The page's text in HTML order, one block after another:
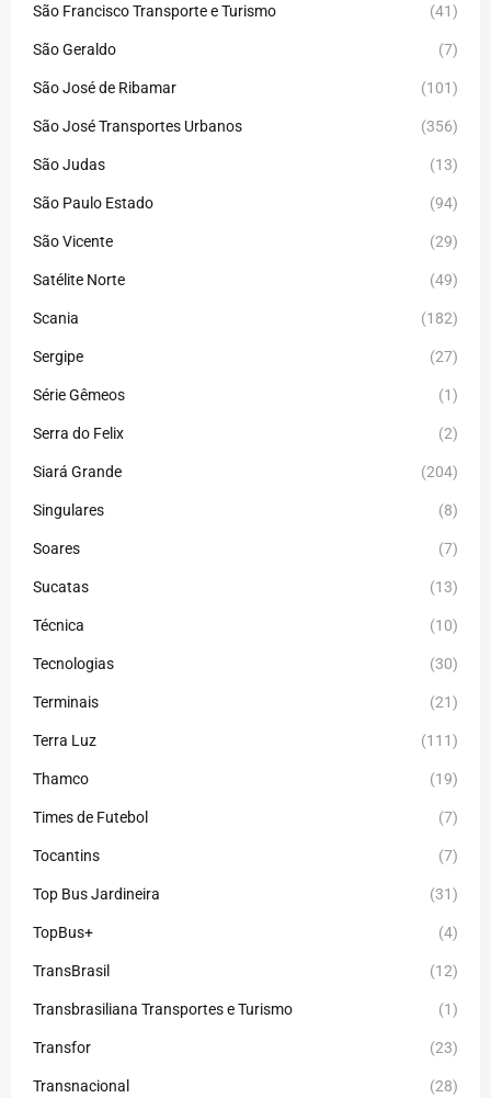
São Francisco Transporte e Turismo (41)
São Geraldo (7)
São José de Ribamar (101)
São José Transportes Urbanos (356)
São Judas (13)
São Paulo Estado (94)
São Vicente (29)
Satélite Norte (49)
Scania (182)
Sergipe (27)
Série Gêmeos (1)
Serra do Felix (2)
Siará Grande (204)
Singulares (8)
Soares (7)
Sucatas (13)
Técnica (10)
Tecnologias (30)
Terminais (21)
Terra Luz (111)
Thamco (19)
Times de Futebol (7)
Tocantins (7)
Top Bus Jardineira (31)
TopBus+ (4)
TransBrasil (12)
Transbrasiliana Transportes e Turismo (1)
Transfor (23)
Transnacional (28)